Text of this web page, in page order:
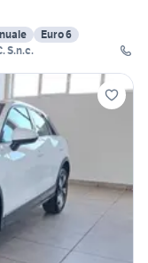
Euro 6
S.n.c.